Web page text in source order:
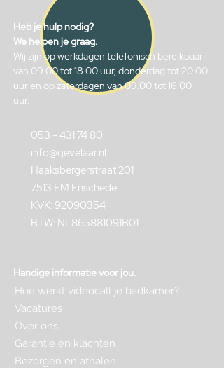
Heb je hulp nodig?
We helpen je graag.
Wij zijn op werkdagen telefonisch bereikbaar
van 09.00 tot 18.00 uur, donderdag tot 20.00
uur en op zaterdagen van 09.00 tot 16.00
uur.
053 - 431 74 80
info@gevelaar.nl
Haaksbergerstraat 201
7513 EM Enschede
KVK: 92090354
BTW: NL865881091B01
Handige informatie voor jou.
Hoe werkt videocall je badkamer?
Vacatures
Over ons
Garantie en klachten
Bezorgen en afhalen